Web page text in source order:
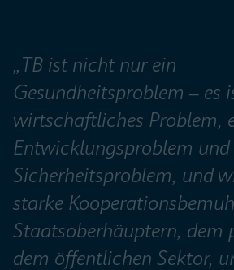
„TB ist nicht nur ein
Gesundheitsproblem – es
wirtschaftliches Problem,
Entwicklungsproblem und
Sicherheitsproblem, und
starke
Staatsoberhäuptern, dem
dem öffentlichen Sektor,